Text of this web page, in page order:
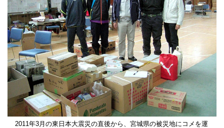
2011年3月の東日本大震災の直後から、宮城県の被災地にコメを運